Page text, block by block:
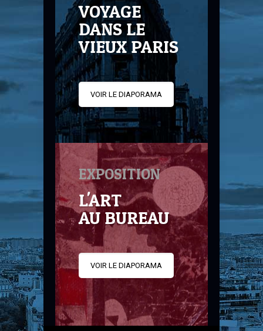
VOYAGE
DANS LE
VIEUX PARIS
VOIR LE DIAPORAMA
EXPOSITION
L'ART
AU BUREAU
VOIR LE DIAPORAMA